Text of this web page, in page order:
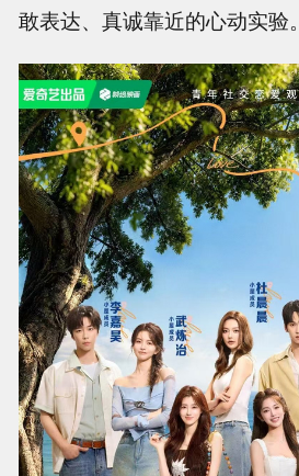
敢表达、真诚靠近的心动实验。